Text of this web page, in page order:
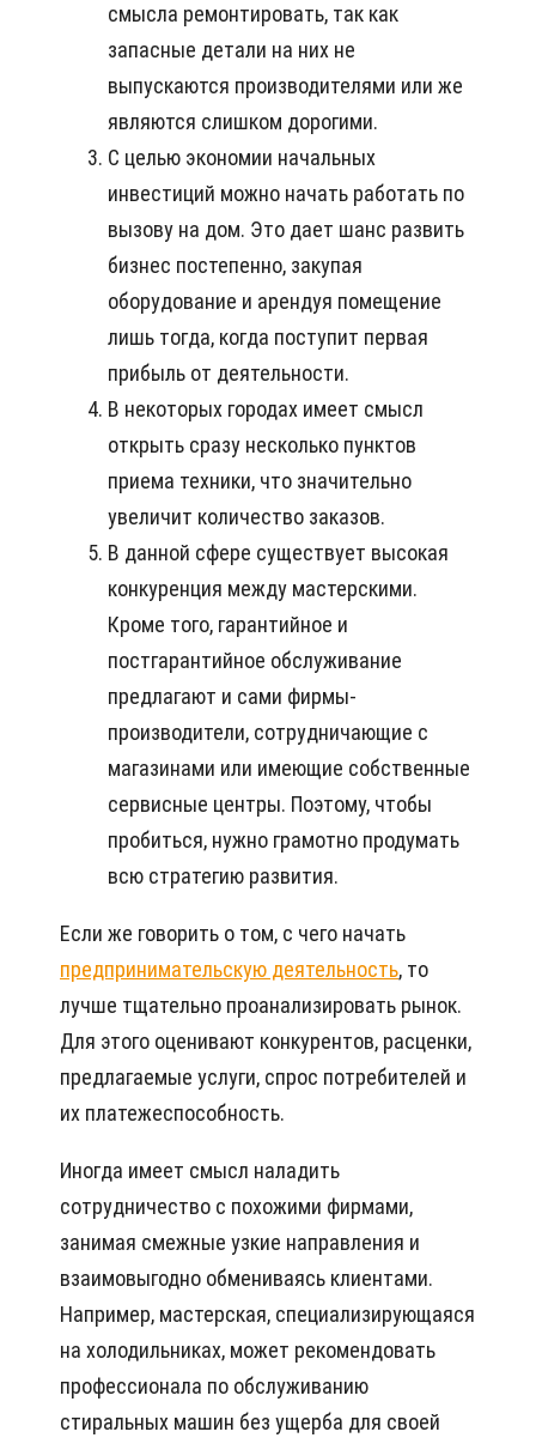
смысла ремонтировать, так как
запасные детали на них не
выпускаются производителями или же
являются слишком дорогими.
С целью экономии начальных
инвестиций можно начать работать по
вызову на дом. Это дает шанс развить
бизнес постепенно, закупая
оборудование и арендуя помещение
лишь тогда, когда поступит первая
прибыль от деятельности.
В некоторых городах имеет смысл
открыть сразу несколько пунктов
приема техники, что значительно
увеличит количество заказов.
В данной сфере существует высокая
конкуренция между мастерскими.
Кроме того, гарантийное и
постгарантийное обслуживание
предлагают и сами фирмы-
производители, сотрудничающие с
магазинами или имеющие собственные
сервисные центры. Поэтому, чтобы
пробиться, нужно грамотно продумать
всю стратегию развития.
Если же говорить о том, с чего начать
предпринимательскую деятельность, то
лучше тщательно проанализировать рынок.
Для этого оценивают конкурентов, расценки,
предлагаемые услуги, спрос потребителей и
их платежеспособность.
Иногда имеет смысл наладить
сотрудничество с похожими фирмами,
занимая смежные узкие направления и
взаимовыгодно обмениваясь клиентами.
Например, мастерская, специализирующаяся
на холодильниках, может рекомендовать
профессионала по обслуживанию
стиральных машин без ущерба для своей